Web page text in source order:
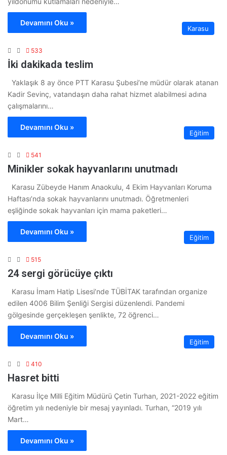
Devamını Oku »
Karasu
533
İki dakikada teslim
Yaklaşık 8 ay önce PTT Karasu Şubesi’ne müdür olarak atanan
Kadir Sevinç, vatandaşın daha rahat hizmet alabilmesi adına
çalışmalarını…
Devamını Oku »
Eğitim
541
Minikler sokak hayvanlarını unutmadı
Karasu Zübeyde Hanım Anaokulu, 4 Ekim Hayvanları Koruma
Haftası’nda sokak hayvanlarını unutmadı. Öğretmenleri
eşliğinde sokak hayvanları için mama paketleri…
Devamını Oku »
Eğitim
515
24 sergi görücüye çıktı
Karasu İmam Hatip Lisesi’nde TÜBİTAK tarafından organize
edilen 4006 Bilim Şenliği Sergisi düzenlendi. Pandemi
gölgesinde gerçekleşen şenlikte, 72 öğrenci…
Devamını Oku »
Eğitim
410
Hasret bitti
Karasu İlçe Milli Eğitim Müdürü Çetin Turhan, 2021-2022 eğitim
öğretim yılı nedeniyle bir mesaj yayınladı. Turhan, “2019 yılı
Mart…
Devamını Oku »